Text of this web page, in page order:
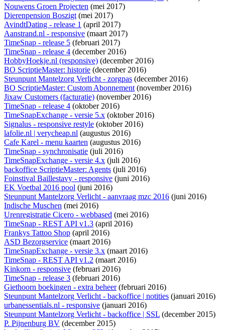
Nouwens Groen Projecten (mei 2017)
Dierenpension Boszigt(mei 2017)
AvindtDating - release 1 (april 2017)
Aanstrand.nl - responsive (maart 2017)
TimeSnap - release 5 (februari 2017)
TimeSnap - release 4 (december 2016)
HobbyHoekje.nl (responsive) (december 2016)
BO ScriptieMaster: historie (december 2016)
Steunpunt Mantelzorg Verlicht - zorgpas (december 2016)
BO ScriptieMaster: Custom Abonnement(november 2016)
Jixaw Customers (facturatie) (november 2016)
TimeSnap - release 4 (oktober 2016)
TimeSnapExchange - versie 5.x (oktober 2016)
Signalus - responsive restyle (oktober 2016)
lafolie.nl | verycheap.nl (augustus 2016)
Cafe Karel - menu kaarten (augustus 2016)
TimeSnap - synchronisatie (juli 2016)
TimeSnapExchange - versie 4.x (juli 2016)
backoffice ScriptieMaster: Agents (juli 2016)
Foinstival Baillestavy - responsive (juni 2016)
EK Voetbal 2016 pool (juni 2016)
Steunpunt Mantelzorg Verlicht - aanvraag mzc 2016 (juni 2016)
Indische Muschen (mei 2016)
Urenregistratie Cicero - webbased (mei 2016)
TimeSnap - REST API v1.3 (april 2016)
Frankys Tattoo Shop (april 2016)
ASD Bezorgservice (maart 2016)
TimeSnapExchange - versie 3.x (maart 2016)
TimeSnap - REST API v1.2 (maart 2016)
Kinkorn - responsive (februari 2016)
TimeSnap - release 3 (februari 2016)
Giethoorn boekingen - extra beheer(februari 2016)
Steunpunt Mantelzorg Verlicht - backoffice | notities (januari 2016)
urbanessentials.nl - responsive (januari 2016)
Steunpunt Mantelzorg Verlicht - backoffice | SSL (december 2015)
P. Pijnenburg BV (december 2015)